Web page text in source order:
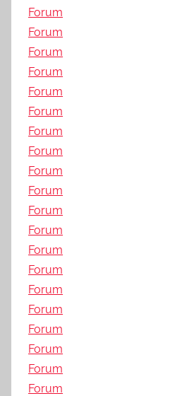
Forum
Forum
Forum
Forum
Forum
Forum
Forum
Forum
Forum
Forum
Forum
Forum
Forum
Forum
Forum
Forum
Forum
Forum
Forum
Forum